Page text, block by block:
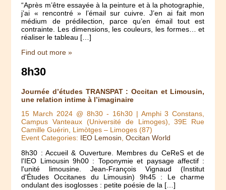
“Après m’être essayée à la peinture et à la photographie,
j’ai « rencontré » l’émail sur cuivre. J’en ai fait mon
médium de prédilection, parce qu’en émail tout est
contrainte. Les dimensions, les couleurs, les formes… et
réaliser le tableau […]
Find out more »
8h30
Journée d’études TRANSPAT : Occitan et Limousin,
une relation intime à l’imaginaire
15 March 2024 @ 8h30- 16h30| Amphi 3 Constans,
Campus Vanteaux (Université de Limoges), 39E Rue
Camille Guérin, Limòtges – Limoges (87)
Event Categories: IEO Lemosin ,Occitan World
8h30 : Accueil & Ouverture. Membres du CeReS et de
l'IEO Limousin 9h00 : Toponymie et paysage affectif :
l'unité limousine. Jean-François Vignaud (Institut
d'Études Occitanes du Limousin) 9h45 : Le charme
ondulant des isoglosses : petite poésie de la […]